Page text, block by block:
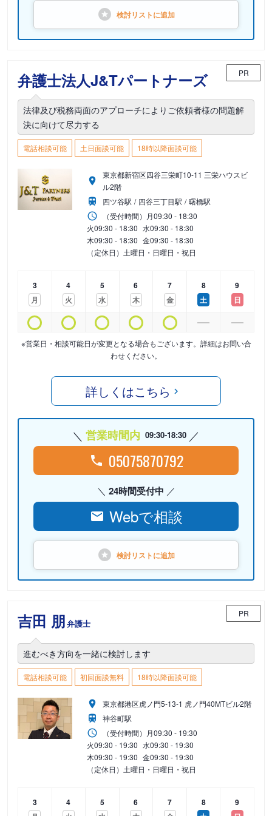
検討リストに追加
弁護士法人J&Tパートナーズ PR
法律及び税務両面のアプローチによりご依頼者様の問題解
決に向けて尽力する
電話相談可能 土日面談可能 18時以降面談可能
東京都新宿区四谷三栄町10-11 三栄ハウスビ
ル2階
四ツ谷駅
四谷三丁目駅
曙橋駅
（受付時間） 月09:30 - 18:30
火09:30 - 18:30 水09:30 - 18:30
木09:30 - 18:30 金09:30 - 18:30
（定休日）土曜日・日曜日・祝日
3
月
4
火
5
水
6
木
7
金
8
土
9
日
※営業日・相談可能日が変更となる場合もございます。詳細はお問い合
わせください。
詳しくはこちら
営業時間内 09:30-18:30
05075870792
24時間受付中
Webで相談
検討リストに追加
吉田 朋弁護士
PR
進むべき方向を一緒に検討します
電話相談可能 初回面談無料 18時以降面談可能
東京都港区虎ノ門5-13-1 虎ノ門40MTビル2階
神谷町駅
（受付時間） 月09:30 - 19:30
火09:30 - 19:30 水09:30 - 19:30
木09:30 - 19:30 金09:30 - 19:30
（定休日）土曜日・日曜日・祝日
3
4
5
6
7
8
9